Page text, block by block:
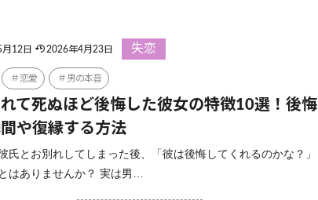
12日 2026年4月23日 失恋
恋愛 男の本音
て死ぬほど後悔した彼女の特徴10選！後悔
や復縁する方法
氏とお別れしてしまった後、「彼は後悔してくれるのかな？」
はありませんか？ 実は男…